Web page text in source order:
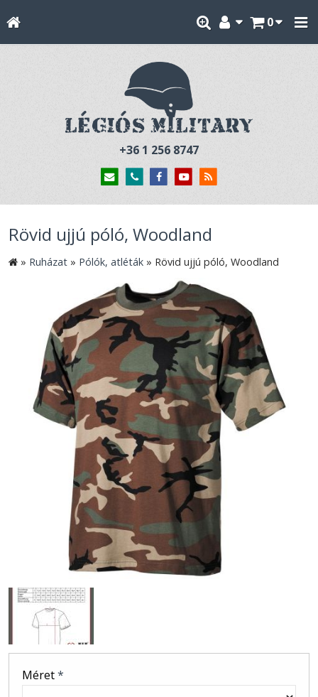
0
+36 1 256 8747
Rövid ujjú póló, Woodland
» Ruházat » Pólók, atléták » Rövid ujjú póló, Woodland
Méret*